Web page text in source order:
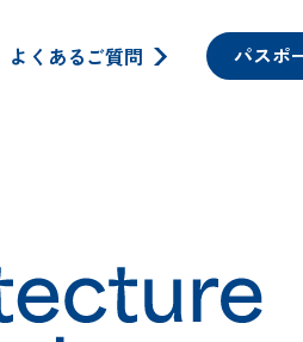
よくあるご質問 パスポ